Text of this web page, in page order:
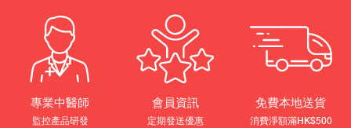
專業中醫師
監控產品研發
會員資訊
定期發送優惠
免費本地送貨
消費淨額滿HK$500